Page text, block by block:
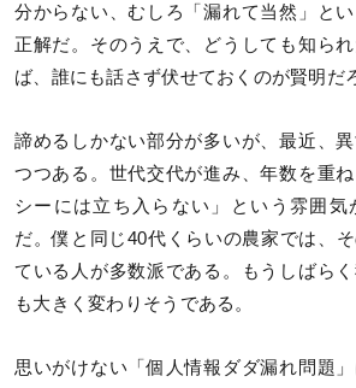
分からない、むしろ「漏れて当然」と
正解だ。そのうえで、どうしても知ら
ば、誰にも話さず伏せておくのが賢明だ
諦めるしかない部分が多いが、最近、
つつある。世代交代が進み、年数を重
シーには立ち入らない」という雰囲気
だ。僕と同じ40代くらいの農家では、
ている人が多数派である。もうしばら
も大きく変わりそうである。
思いがけない「個人情報ダダ漏れ問題